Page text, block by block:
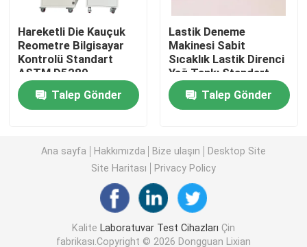
Dinamik Balans Makinası
Kauçuk Test Makinası
Otomotiv Test Cihazları
Plastik Laboratuar Test Cihazları
ambalaj test cihazları
Hareketli Die Kauçuk
Reometre Bilgisayar
Kontrolü Standart
ASTM D5289
Talep Gönder
Lastik Deneme
Makinesi Sabit
Sıcaklık Lastik Direnci
Yağ Tankı Standart
ISO-1817 Test Kupası
6
Talep Gönder
Ana sayfa Hakkımızda Bize ulaşın
Desktop Site
Site Haritası
Privacy Policy
Kalite Laboratuvar Test Cihazları Çin
fabrikası.Copyright © 2026 Dongguan Lixian